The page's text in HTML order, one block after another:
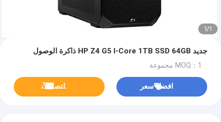
1
/
1
جديد HP Z4 G5 I-Core 1TB SSD 64GB ذاكرة الوصول
MOQ：1 مجموعة
افضل سعر ﺎﺘﺼﻟ ﺍﻶﻧ